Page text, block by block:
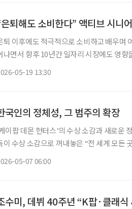
퇴해도 소비한다” 액티브 시니
퇴 이후에도 적극적으로 소비하고 배우며
나면서 향후 10년간 일자리 시장에도 영
05-19 13:30
국인의 정체성, 그 범주의 확장
이팝 데몬 헌터스’의 수상 소감과 새로운
이 수상 소감으로 꺼내놓은 “전 세계 모든
05-07 06:00
수미, 데뷔 40주년 “K팝·클래식